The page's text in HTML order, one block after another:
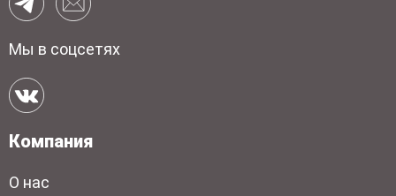
Мы в соцсетях
Компания
О нас